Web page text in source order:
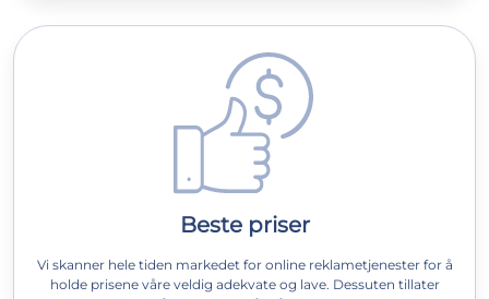
Beste priser
Vi skanner hele tiden markedet for online reklametjenester for å
holde prisene våre veldig adekvate og lave. Dessuten tillater